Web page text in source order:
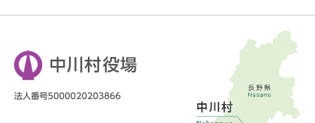
中川村役場
法人番号5000020203866